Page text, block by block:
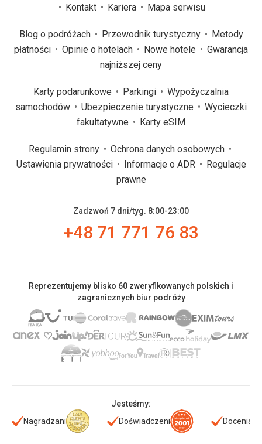
Kontakt
Kariera Mapa serwisu
Blog o podróżach Przewodnik turystyczny
Metody
płatności
Opinie o hotelach Nowe hotele
Gwarancja
najniższej ceny
Karty podarunkowe Parkingi
Wypożyczalnia
samochodów
Ubezpieczenie turystyczne
Wycieczki
fakultatywne
Karty eSIM
Regulamin strony
Ochrona danych osobowych
Ustawienia prywatności
Informacje o ADR
Regulacje
prawne
Zadzwoń 7 dni/tyg. 8:00-23:00
+48 71 771 76 83
Reprezentujemy blisko 60 zweryfikowanych polskich i
zagranicznych biur podróży
Jesteśmy:
Nagradzani
Doświadczeni Doceniani